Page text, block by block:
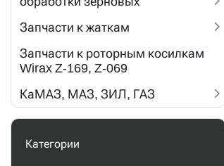
Запчасти к жаткам
Запчасти к роторным косилкам
Wirax Z-169, Z-069
КаМАЗ, МАЗ, ЗИЛ, ГАЗ
Категории